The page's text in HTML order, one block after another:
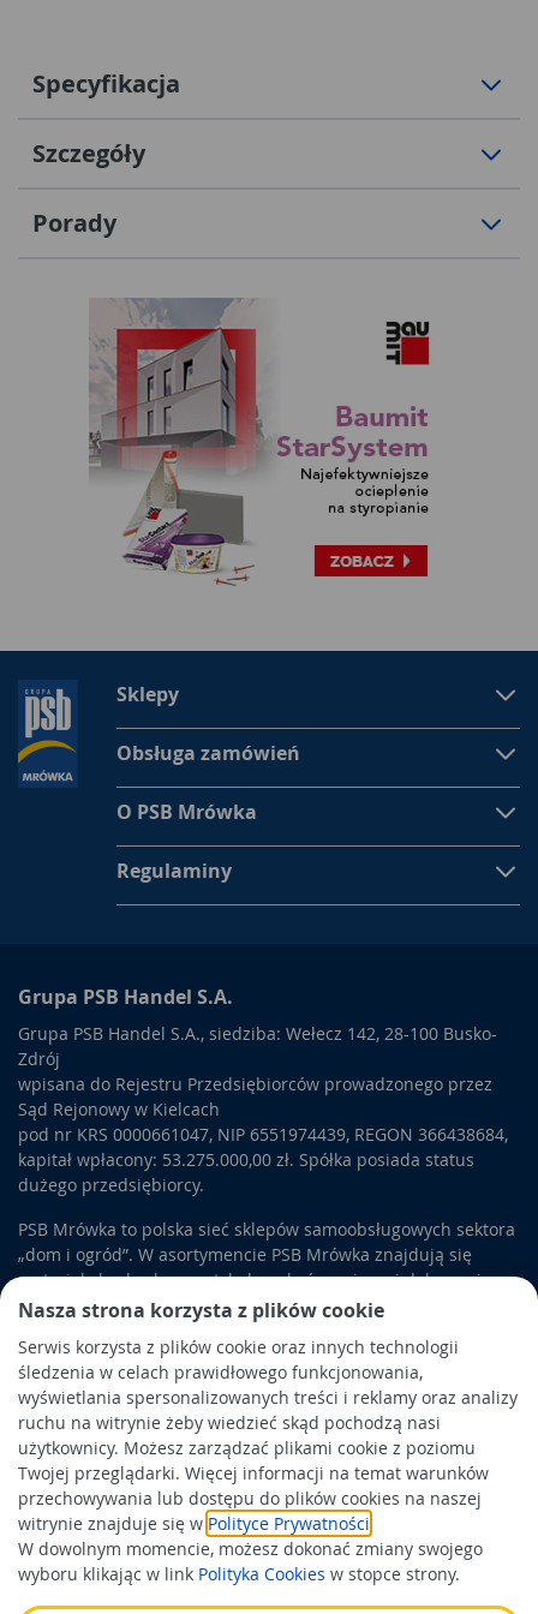
Nasza strona korzysta z plików cookie
Serwis korzysta z plików cookie oraz innych technologii
śledzenia w celach prawidłowego funkcjonowania,
wyświetlania spersonalizowanych treści i reklamy oraz analizy
ruchu na witrynie żeby wiedzieć skąd pochodzą nasi
użytkownicy. Możesz zarządzać plikami cookie z poziomu
Twojej przeglądarki. Więcej informacji na temat warunków
przechowywania lub dostępu do plików cookies na naszej
witrynie znajduje się w Polityce Prywatności
W dowolnym momencie, możesz dokonać zmiany swojego
wyboru klikając w link Polityka Cookies w stopce strony.
Specyfikacja
Szczegóły
Porady
Sklepy
Obsługa zamówień
O PSB Mrówka
Regulaminy
Grupa PSB Handel S.A.
Grupa PSB Handel S.A., siedziba: Wełecz 142, 28-100 Busko-
Zdrój
wpisana do Rejestru Przedsiębiorców prowadzonego przez
Sąd Rejonowy w Kielcach
pod nr KRS 0000661047, NIP 6551974439, REGON 366438684,
kapitał wpłacony: 53.275.000,00 zł. Spółka posiada status
dużego przedsiębiorcy.
PSB Mrówka to polska sieć sklepów samoobsługowych sektora
„dom i ogród”. W asortymencie PSB Mrówka znajdują się
materiały budowlane, artykuły wykończeniowe i dekoracyjne,
wyposażenie łazienek i kuchni, elektronarzędzia, a także
artykuły związane z ogrodem i otoczeniem domu.
Obowiązek informacyjny
Polityka prywatności
Polityka Cookies
Odbiór zużytego sprzętu
Wspierają nas: